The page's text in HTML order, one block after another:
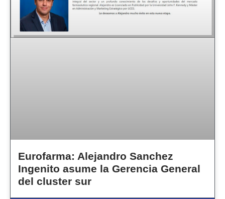
Eurofarma: Alejandro Sanchez
Ingenito asume la Gerencia General
del cluster sur